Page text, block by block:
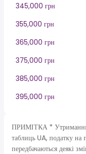
345,000 грн
355,000 грн
365,000 грн
375,000 грн
385,000 грн
395,000 грн
ПРИМІТКА * Утримання
таблиць UA, податку
передбачаються деякі